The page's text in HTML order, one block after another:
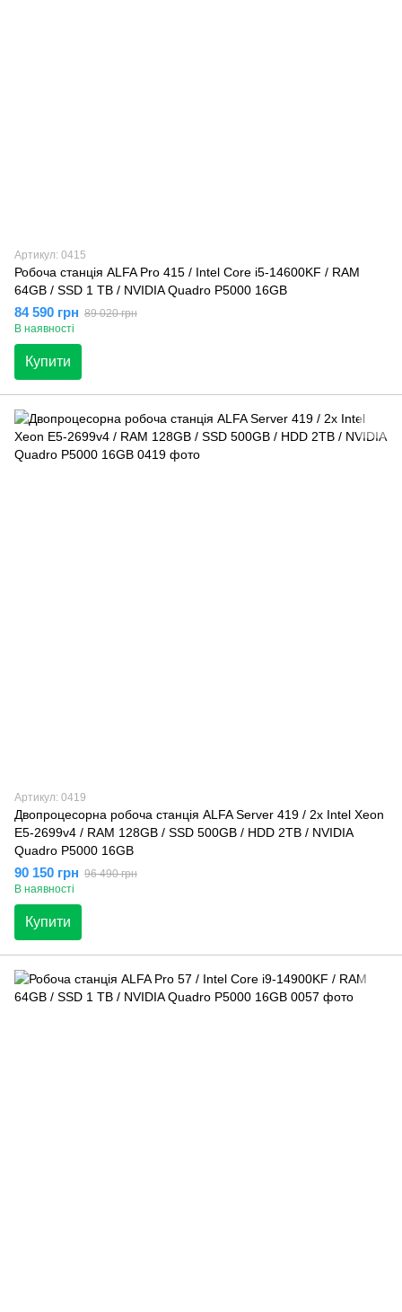
Артикул: 0415
Робоча станція ALFA Pro 415 / Intel Core i5-14600KF / RAM
64GB / SSD 1 TB / NVIDIA Quadro P5000 16GB
84 590 грн 89 020 грн
В наявності
Купити
Артикул: 0419
Двопроцесорна робоча станція ALFA Server 419 / 2x Intel Xeon
E5-2699v4 / RAM 128GB / SSD 500GB / HDD 2TB / NVIDIA
Quadro P5000 16GB
90 150 грн 96 490 грн
В наявності
Купити